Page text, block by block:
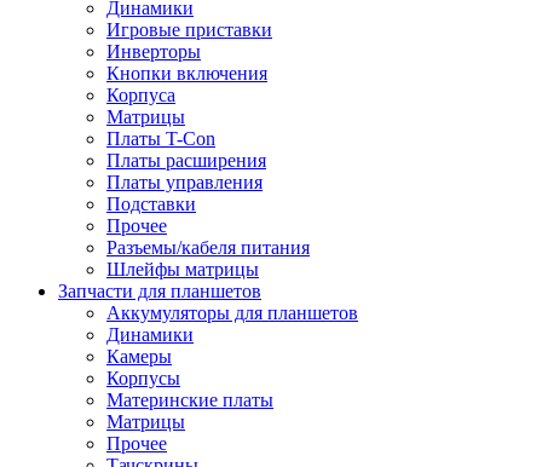
Динамики
Игровые приставки
Инверторы
Кнопки включения
Корпуса
Матрицы
Платы T-Con
Платы расширения
Платы управления
Подставки
Прочее
Разъемы/кабеля питания
Шлейфы матрицы
Запчасти для планшетов
Аккумуляторы для планшетов
Динамики
Камеры
Корпусы
Материнские платы
Матрицы
Прочее